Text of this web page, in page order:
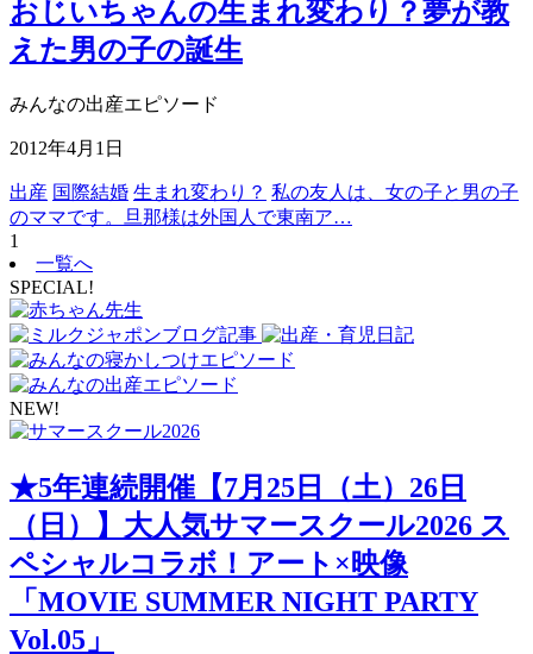
おじいちゃんの生まれ変わり？夢が教
えた男の子の誕生
みんなの出産エピソード
2012年4月1日
出産 国際結婚 生まれ変わり？ 私の友人は、女の子と男の子
のママです。旦那様は外国人で東南ア…
1
一覧へ
SPECIAL!
NEW!
★5年連続開催【7月25日（土）26日
（日）】大人気サマースクール2026 ス
ペシャルコラボ！アート×映像
「MOVIE SUMMER NIGHT PARTY
Vol.05」